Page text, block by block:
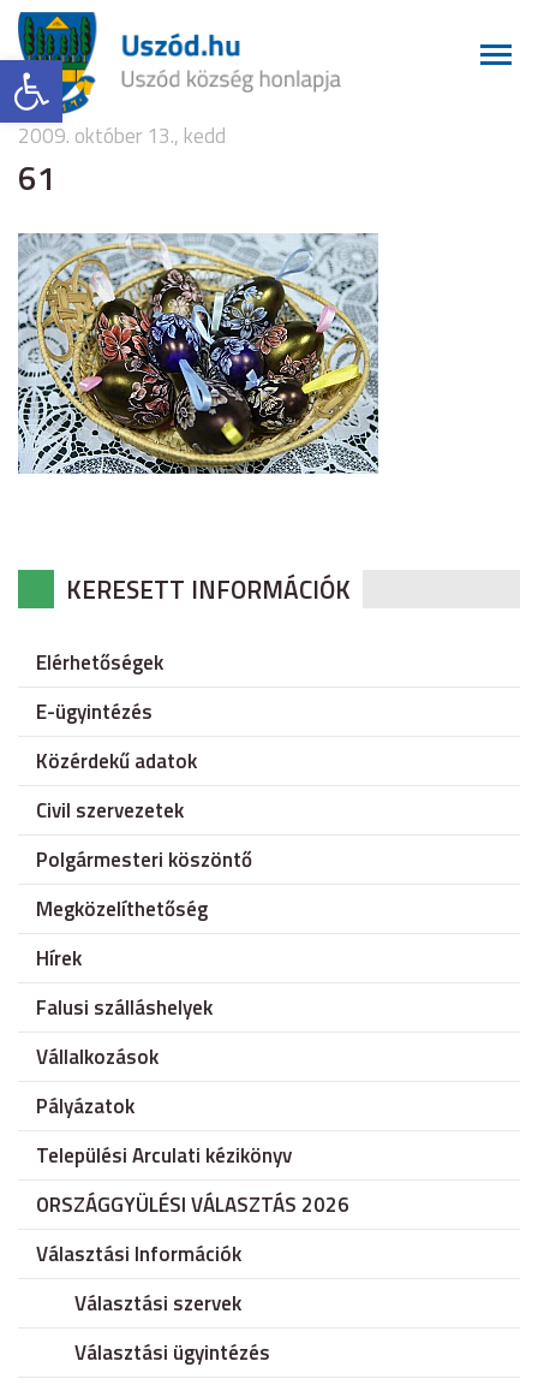
Eszköztár megnyitása
2009. október 13., kedd
61
KERESETT INFORMÁCIÓK
Elérhetőségek
E-ügyintézés
Közérdekű adatok
Civil szervezetek
Polgármesteri köszöntő
Megközelíthetőség
Hírek
Falusi szálláshelyek
Vállalkozások
Pályázatok
Települési Arculati kézikönyv
ORSZÁGGYÜLÉSI VÁLASZTÁS 2026
Választási Információk
Választási szervek
Választási ügyintézés